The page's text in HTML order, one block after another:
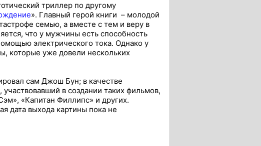
триллер по другому
». Главный герой книги – молодой
семью, а вместе с тем и веру в
что у мужчины есть способность
электрического тока. Однако у
которые уже довели нескольких
сам Джош Бун; в качестве
в создании таких фильмов,
«Капитан Филлипс» и других.
дата выхода картины пока не